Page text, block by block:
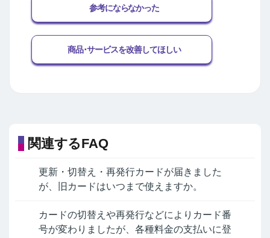
参考にならなかった
商品･サービスを改善してほしい
関連するFAQ
更新・切替え・再発行カードが届きました
が、旧カードはいつまで使えますか。
カードの切替えや再発行などによりカード番
号が変わりましたが、各種料金の支払いに登